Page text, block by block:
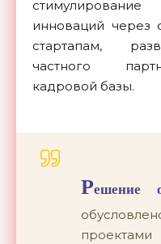
инноваций через
стартапам,
частного
кадровой базы.
Решение